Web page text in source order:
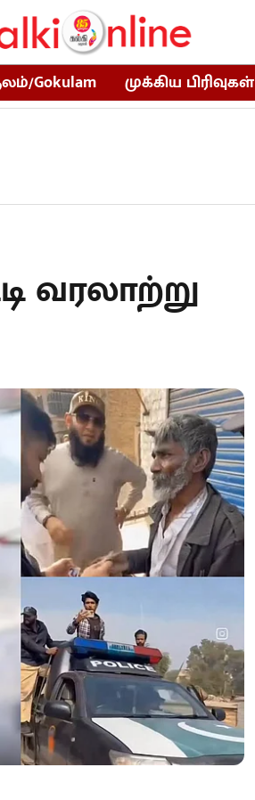
Gokulam முக்கிய பிரிவுகள்
வரலாற்று